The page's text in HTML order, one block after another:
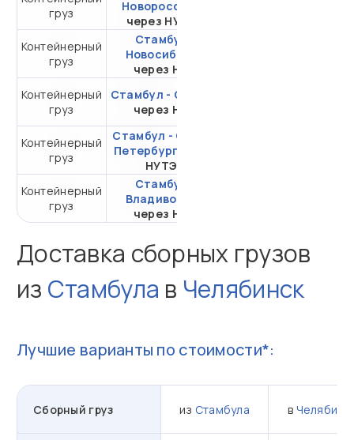
груз
Новороссийск
через НУТЭП
Контейнерный
груз
Стамбул -
Новосибирск
через НЛЭ
Контейнерный
груз
Стамбул - Самара
через НЛЭ
Контейнерный
груз
Стамбул - Санкт-
Петербург
НУТЭП
Контейнерный
груз
Стамбул -
Владивосток
через НЛЭ
Доставка сборных грузов
из Стамбула в Челябинск
Лучшие варианты по стоимости*:
Сборный груз из Стамбула в